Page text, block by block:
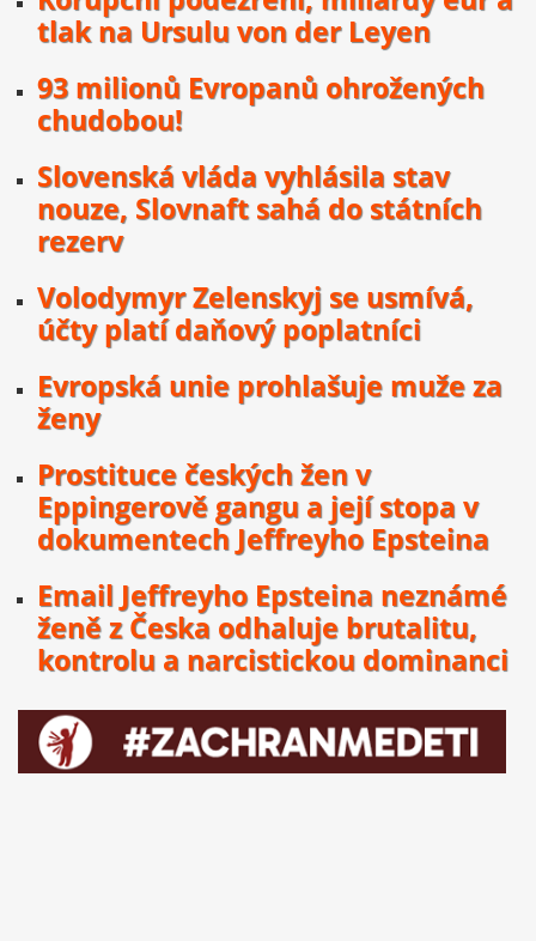
tlak na Ursulu von der Leyen
93 milionů Evropanů ohrožených
chudobou!
Slovenská vláda vyhlásila stav
nouze, Slovnaft sahá do státních
rezerv
Volodymyr Zelenskyj se usmívá,
účty platí daňový poplatníci
Evropská unie prohlašuje muže za
ženy
Prostituce českých žen v
Eppingerově gangu a její stopa v
dokumentech Jeffreyho Epsteina
Email Jeffreyho Epsteina neznámé
ženě z Česka odhaluje brutalitu,
kontrolu a narcistickou dominanci